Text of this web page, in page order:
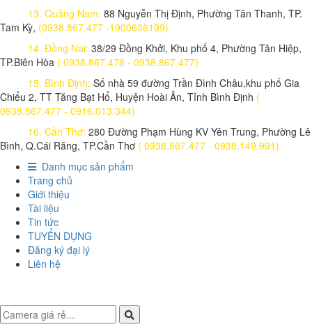
13. Quảng Nam: 88 Nguyễn Thị Định, Phường Tân Thanh, TP.
Tam Kỳ, (0938.867.477 -1900636199)
14. Đồng Nai: 38/29 Đồng Khởi, Khu phố 4, Phường Tân Hiệp,
TP.Biên Hòa ( 0938.867.478 - 0938.867.477)
15. Bình Định: Số nhà 59 đường Trần Đình Châu,khu phố Gia
Chiểu 2, TT Tăng Bạt Hổ, Huyện Hoài Ân, Tỉnh Bình Định (
0938.867.477 - 0916.013.344)
16. Cần Thơ: 280 Đường Phạm Hùng KV Yên Trung, Phường Lê
Bình, Q.Cái Răng, TP.Cần Thơ ( 0938.867.477 - 0938.149.991)
Danh mục sản phẩm
Trang chủ
Giới thiệu
Tài liệu
Tin tức
TUYỂN DỤNG
Đăng ký đại lý
Liên hệ